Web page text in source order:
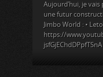
Aujourd’hui, je
une futur
Jimbo World : •
https://
jsfGjEChdDPpfTSnA